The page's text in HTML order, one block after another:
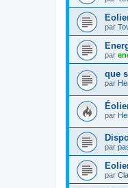
par
par
que
par
par
par
par